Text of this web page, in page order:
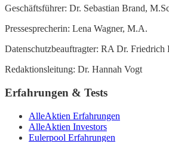
Geschäftsführer: Dr. Sebastian Brand,
Pressesprecherin: Lena Wagner, M.A.
Datenschutzbeauftragter: RA Dr. Friedrich
Redaktionsleitung: Dr. Hannah Vogt
Erfahrungen & Tests
AlleAktien Erfahrungen
AlleAktien Investors
Eulerpool Erfahrungen